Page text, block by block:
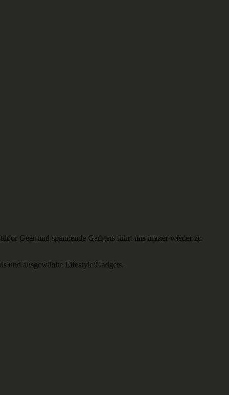
Gear und spannende Gadgets führt uns immer wieder zu
und ausgewählte Lifestyle Gadgets.